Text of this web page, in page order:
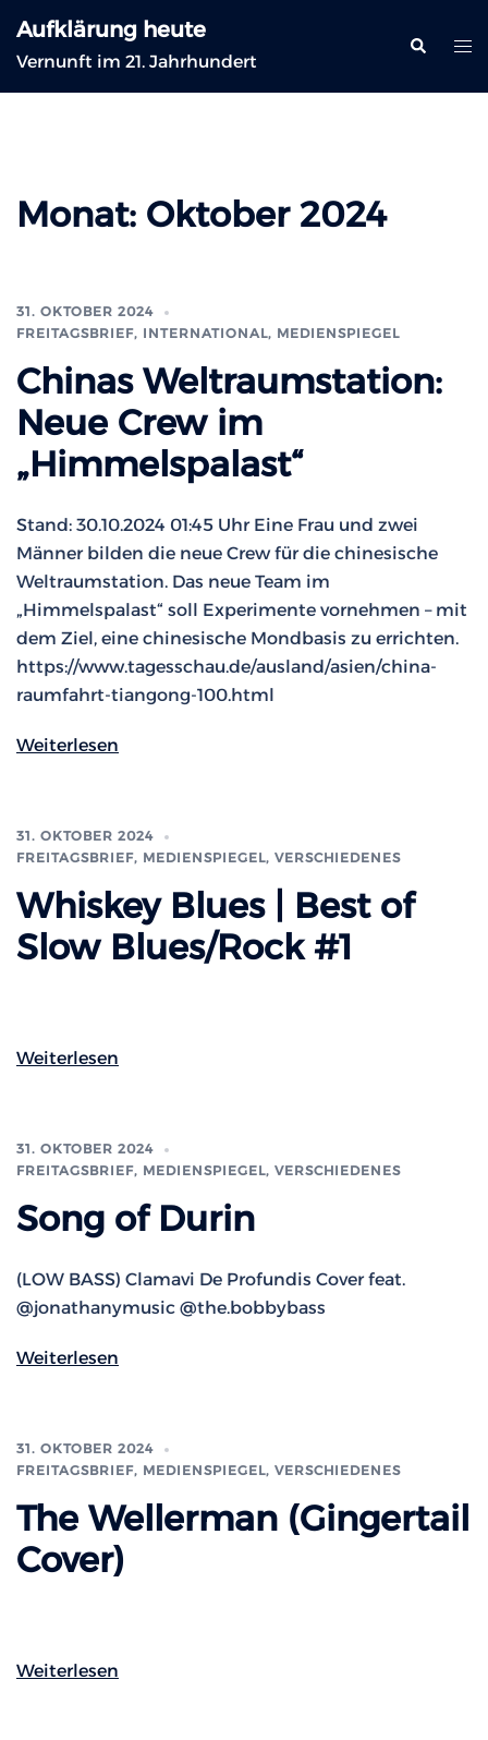
Inhalt
springen
Aufklärung heute
Vernunft im 21. Jahrhundert
Suche
Monat: Oktober 2024
31. OKTOBER 2024
FREITAGSBRIEF, INTERNATIONAL, MEDIENSPIEGEL
Chinas Weltraumstation:
Neue Crew im
„Himmelspalast“
Stand: 30.10.2024 01:45 Uhr Eine Frau und zwei
Männer bilden die neue Crew für die chinesische
Weltraumstation. Das neue Team im
„Himmelspalast“ soll Experimente vornehmen – mit
dem Ziel, eine chinesische Mondbasis zu errichten.
https://www.tagesschau.de/ausland/asien/china-
raumfahrt-tiangong-100.html
Weiterlesen
31. OKTOBER 2024
FREITAGSBRIEF, MEDIENSPIEGEL, VERSCHIEDENES
Whiskey Blues | Best of
Slow Blues/Rock #1
Weiterlesen
31. OKTOBER 2024
FREITAGSBRIEF, MEDIENSPIEGEL, VERSCHIEDENES
Song of Durin
(LOW BASS) Clamavi De Profundis Cover feat.
‪@jonathanymusic‬ ‪@the.bobbybass‬
Weiterlesen
31. OKTOBER 2024
FREITAGSBRIEF, MEDIENSPIEGEL, VERSCHIEDENES
The Wellerman (Gingertail
Cover)
Weiterlesen